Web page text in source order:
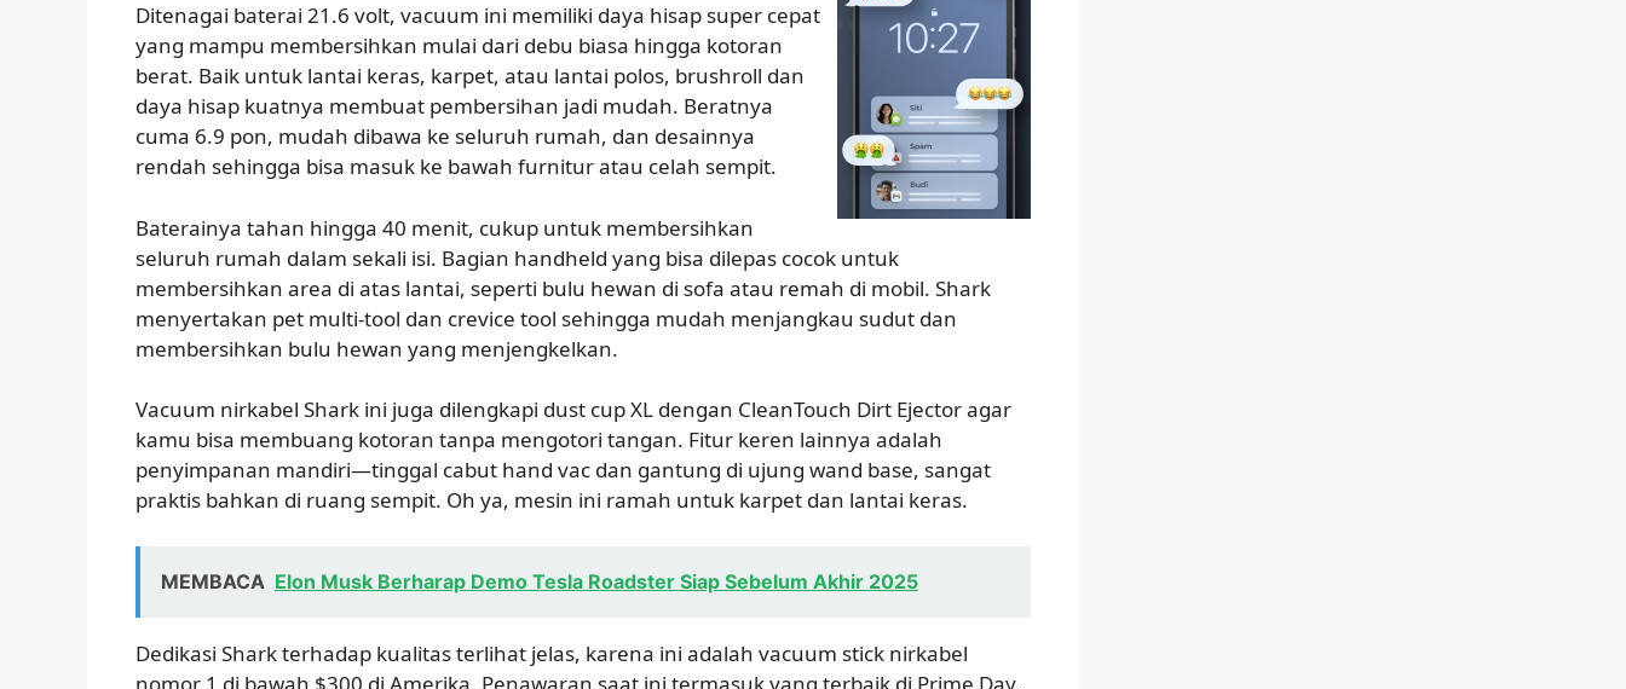
Ditenagai baterai 21.6 volt, vacuum ini memiliki daya hisap super cepat
yang mampu membersihkan mulai dari debu biasa hingga kotoran
berat. Baik untuk lantai keras, karpet, atau lantai polos, brushroll dan
daya hisap kuatnya membuat pembersihan jadi mudah. Beratnya
cuma 6.9 pon, mudah dibawa ke seluruh rumah, dan desainnya
rendah sehingga bisa masuk ke bawah furnitur atau celah sempit.
Baterainya tahan hingga 40 menit, cukup untuk membersihkan
seluruh rumah dalam sekali isi. Bagian handheld yang bisa dilepas cocok untuk
membersihkan area di atas lantai, seperti bulu hewan di sofa atau remah di mobil. Shark
menyertakan pet multi-tool dan crevice tool sehingga mudah menjangkau sudut dan
membersihkan bulu hewan yang menjengkelkan.
Vacuum nirkabel Shark ini juga dilengkapi dust cup XL dengan CleanTouch Dirt Ejector agar
kamu bisa membuang kotoran tanpa mengotori tangan. Fitur keren lainnya adalah
penyimpanan mandiri—tinggal cabut hand vac dan gantung di ujung wand base, sangat
praktis bahkan di ruang sempit. Oh ya, mesin ini ramah untuk karpet dan lantai keras.
MEMBACA Elon Musk Berharap Demo Tesla Roadster Siap Sebelum Akhir 2025
Dedikasi Shark terhadap kualitas terlihat jelas, karena ini adalah vacuum stick nirkabel